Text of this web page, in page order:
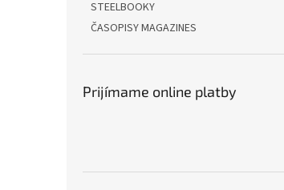
STEELBOOKY
ČASOPISY MAGAZINES
Prijímame online platby